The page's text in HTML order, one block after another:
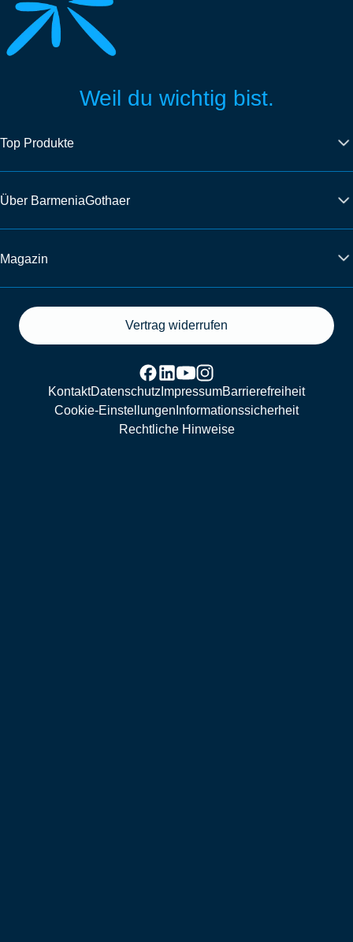
Weil du wichtig bist.
Top Produkte
Über BarmeniaGothaer
Magazin
Vertrag widerrufen
KontaktDatenschutz ImpressumBarrierefreiheit
Cookie-Einstellungen Informationssicherheit
Rechtliche Hinweise